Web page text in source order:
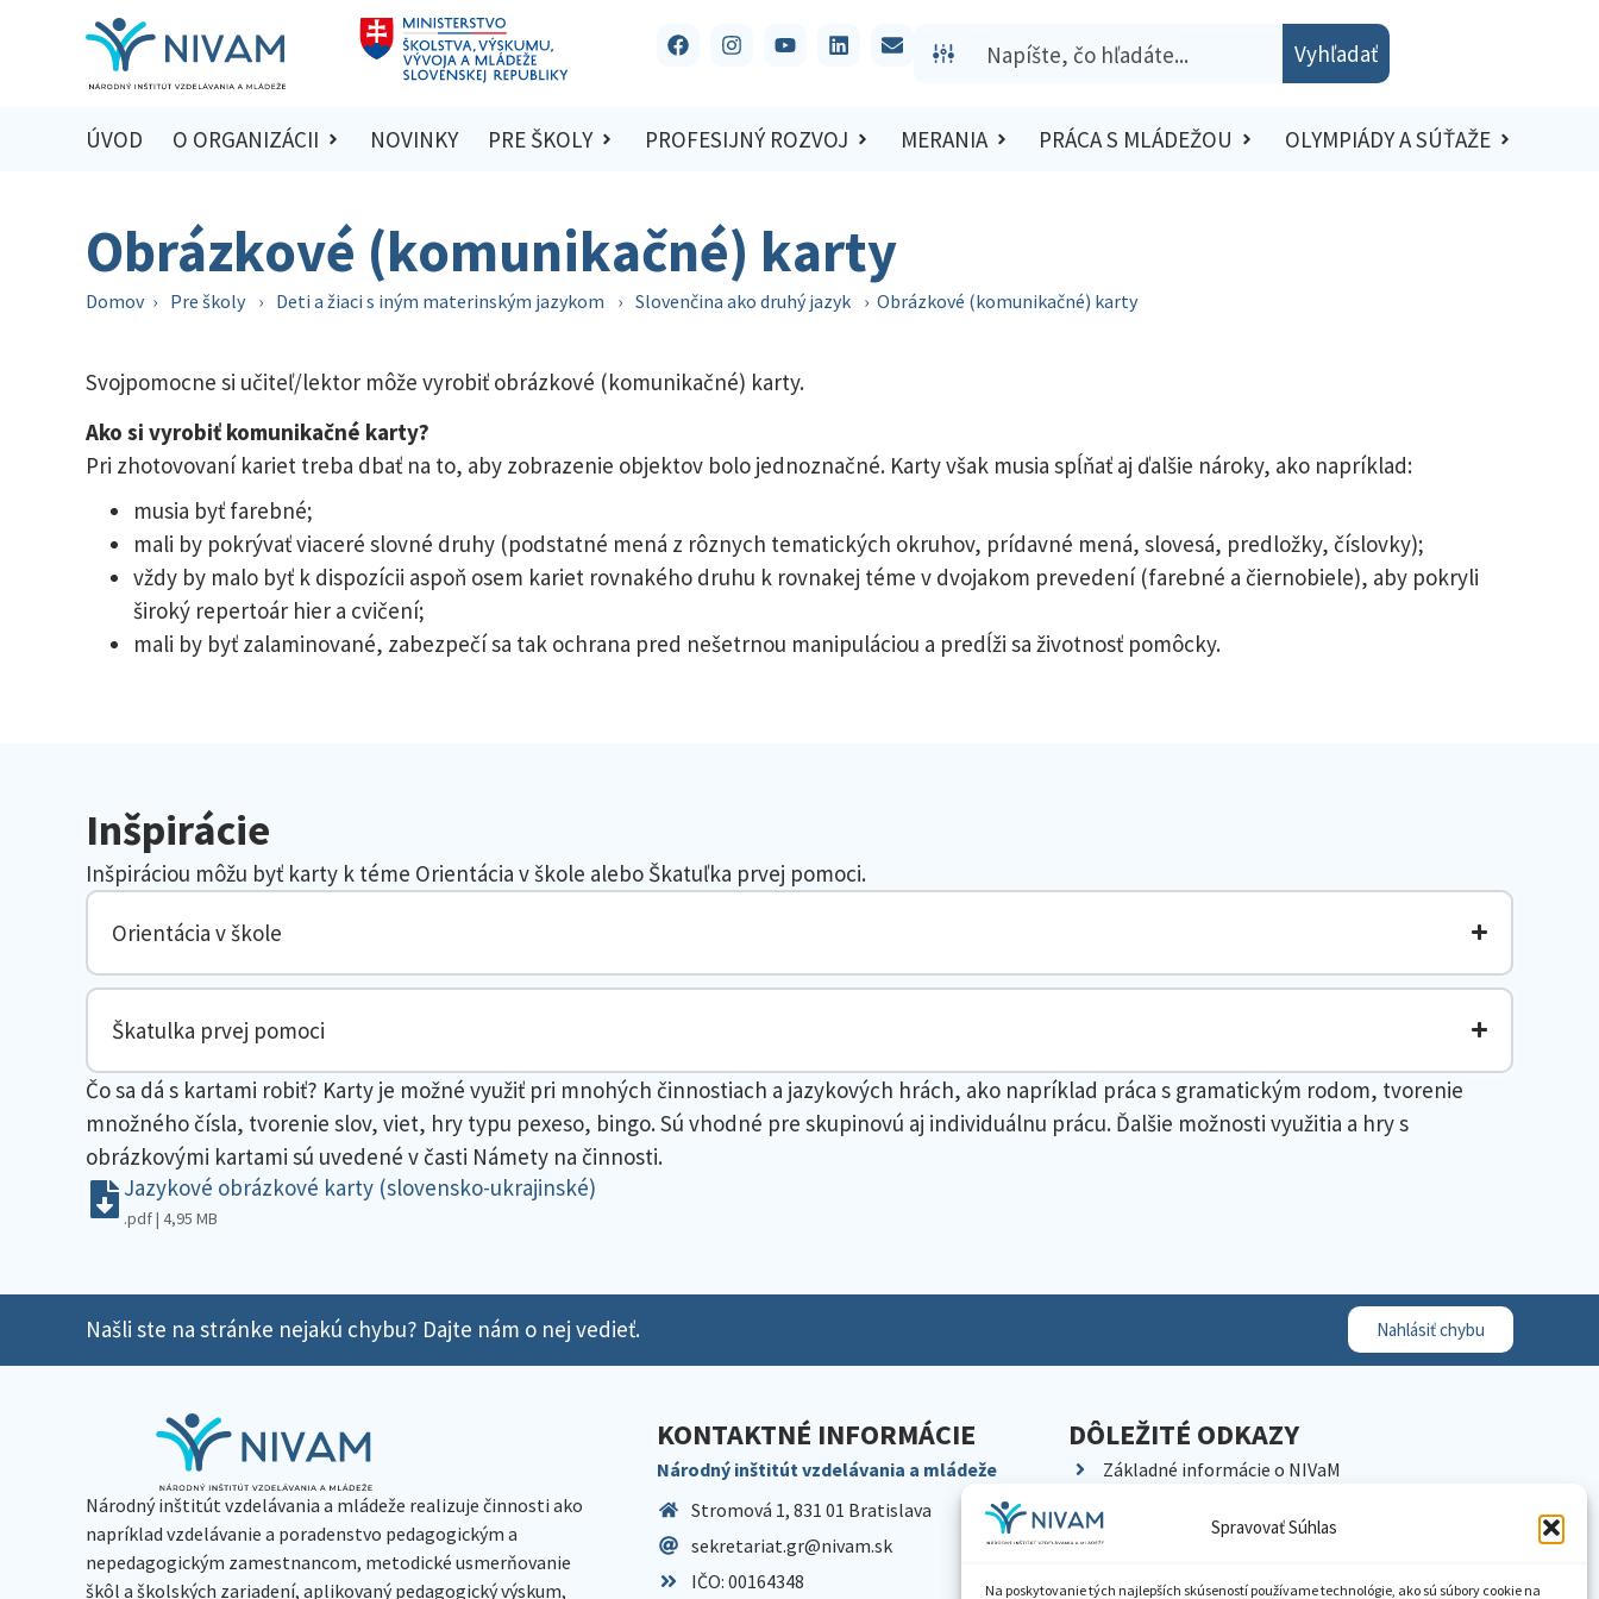
Spravovať Súhlas
Na poskytovanie tých najlepších skúseností používame technológie, ako sú súbory cookie na
Vyhľadať
ÚVOD O ORGANIZÁCII NOVINKY PRE ŠKOLY PROFESIJNÝ ROZVOJ MERANIA PRÁCA S MLÁDEŽOU OLYMPIÁDY A SÚŤAŽE
Obrázkové (komunikačné) karty
Domov › Pre školy › Deti a žiaci s iným materinským jazykom › Slovenčina ako druhý jazyk › Obrázkové (komunikačné) karty
Svojpomocne si učiteľ/lektor môže vyrobiť obrázkové (komunikačné) karty.
Ako si vyrobiť komunikačné karty?
Pri zhotovovaní kariet treba dbať na to, aby zobrazenie objektov bolo jednoznačné. Karty však musia spĺňať aj ďalšie nároky, ako napríklad:
musia byť farebné;
mali by pokrývať viaceré slovné druhy (podstatné mená z rôznych tematických okruhov, prídavné mená, slovesá, predložky, číslovky);
vždy by malo byť k dispozícii aspoň osem kariet rovnakého druhu k rovnakej téme v dvojakom prevedení (farebné a čiernobiele), aby pokryli
široký repertoár hier a cvičení;
mali by byť zalaminované, zabezpečí sa tak ochrana pred nešetrnou manipuláciou a predĺži sa životnosť pomôcky.
Inšpirácie
Inšpiráciou môžu byť karty k téme Orientácia v škole alebo Škatuľka prvej pomoci.
Orientácia v škole
Škatulka prvej pomoci
Čo sa dá s kartami robiť? Karty je možné využiť pri mnohých činnostiach a jazykových hrách, ako napríklad práca s gramatickým rodom, tvorenie
množného čísla, tvorenie slov, viet, hry typu pexeso, bingo. Sú vhodné pre skupinovú aj individuálnu prácu. Ďalšie možnosti využitia a hry s
obrázkovými kartami sú uvedené v časti Námety na činnosti.
Jazykové obrázkové karty (slovensko-ukrajinské)
.pdf | 4,95 MB
Našli ste na stránke nejakú chybu? Dajte nám o nej vedieť. Nahlásiť chybu
Národný inštitút vzdelávania a mládeže realizuje činnosti ako
napríklad vzdelávanie a poradenstvo pedagogickým a
nepedagogickým zamestnancom, metodické usmerňovanie
škôl a školských zariadení, aplikovaný pedagogický výskum,
KONTAKTNÉ INFORMÁCIE
Národný inštitút vzdelávania a mládeže
Stromová 1, 831 01 Bratislava
sekretariat.gr@nivam.sk
IČO: 00164348
DÔLEŽITÉ ODKAZY
Základné informácie o NIVaM
Kariéra